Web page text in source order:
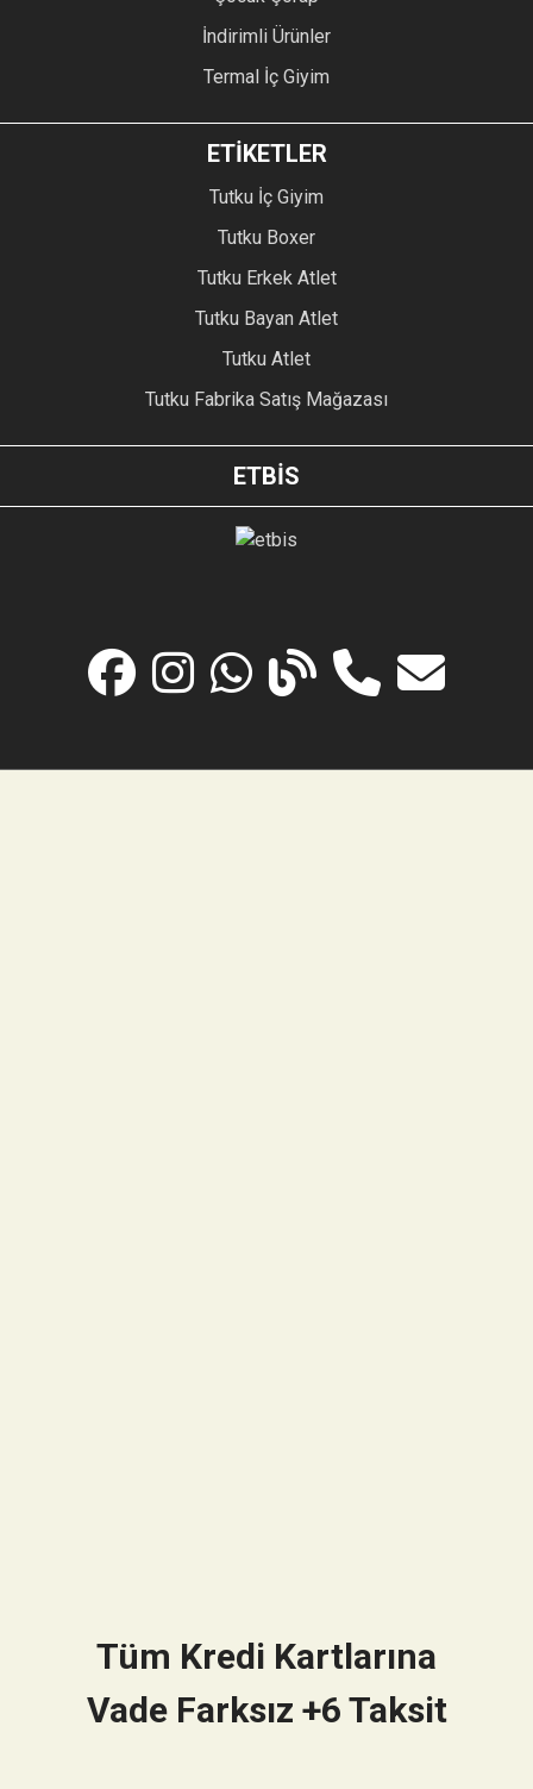
İndirimli Ürünler
Termal İç Giyim
ETİKETLER
Tutku İç Giyim
Tutku Boxer
Tutku Erkek Atlet
Tutku Bayan Atlet
Tutku Atlet
Tutku Fabrika Satış Mağazası
ETBİS
Tüm Kredi Kartlarına
Vade Farksız +6 Taksit